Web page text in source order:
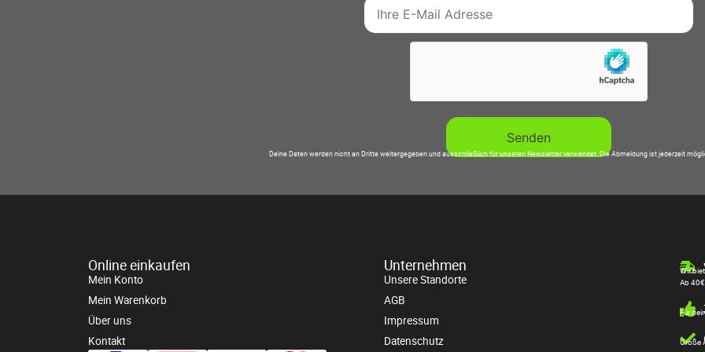
Deine Daten werden nicht an Dritte weitergegeben und ausschließlich für unseren Newsletter verwendet. Die Abmeldung ist jederzeit
Online einkaufen
Mein Konto
Mein Warenkorb
Über uns
Kontakt
Unternehmen
Unsere Standorte
AGB
Impressum
Datenschutz
Wir
Ab
Für
Große